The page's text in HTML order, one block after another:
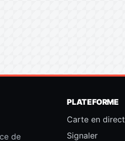
de
PLATEFORME
Carte en direct
Signaler